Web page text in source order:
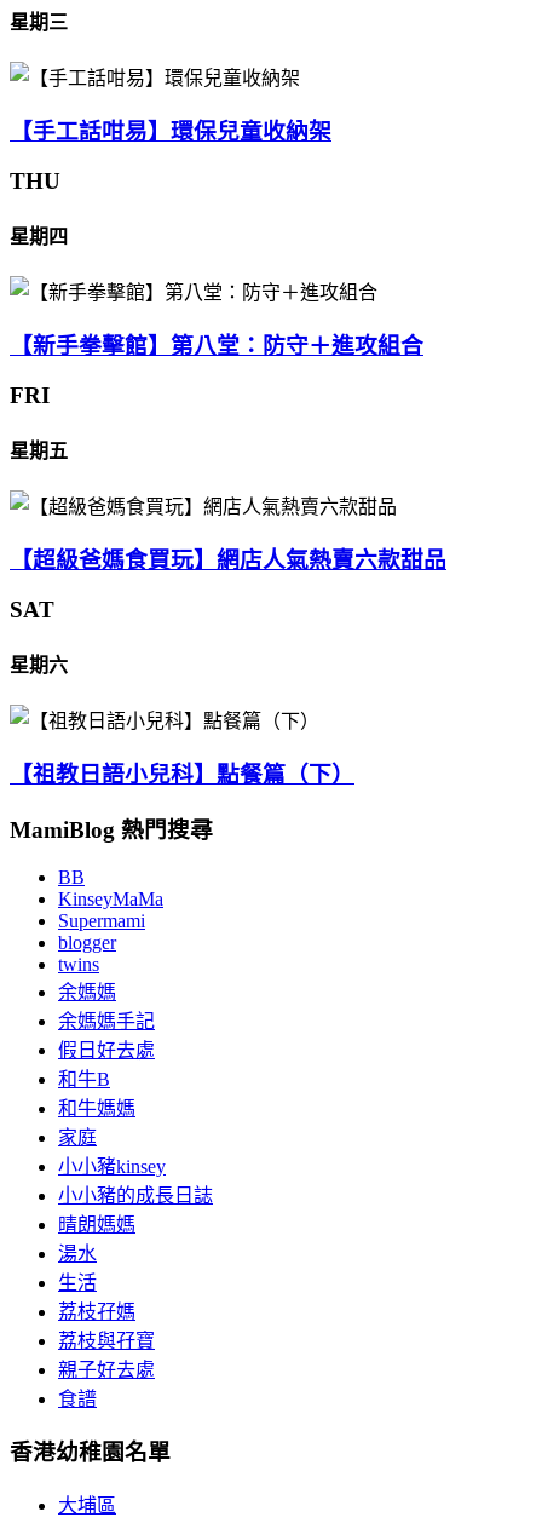
星期三
【手工話咁易】環保兒童收納架
THU
星期四
【新手拳擊館】第八堂：防守＋進攻組合
FRI
星期五
【超級爸媽食買玩】網店人氣熱賣六款甜品
SAT
星期六
【祖教日語小兒科】點餐篇（下）
MamiBlog 熱門搜尋
BB
KinseyMaMa
Supermami
blogger
twins
余媽媽
余媽媽手記
假日好去處
和牛B
和牛媽媽
家庭
小小豬kinsey
小小豬的成長日誌
晴朗媽媽
湯水
生活
荔枝孖媽
荔枝與孖寶
親子好去處
食譜
香港幼稚園名單
大埔區